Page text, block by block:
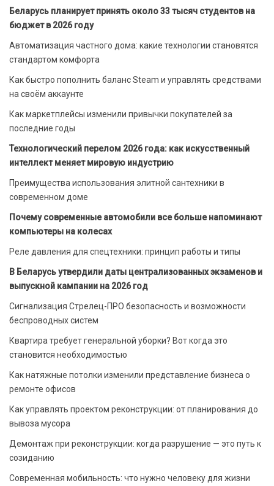
Беларусь планирует принять около 33 тысяч студентов на
бюджет в 2026 году
Автоматизация частного дома: какие технологии становятся
стандартом комфорта
Как быстро пополнить баланс Steam и управлять средствами
на своём аккаунте
Как маркетплейсы изменили привычки покупателей за
последние годы
Технологический перелом 2026 года: как искусственный
интеллект меняет мировую индустрию
Преимущества использования элитной сантехники в
современном доме
Почему современные автомобили все больше напоминают
компьютеры на колесах
Реле давления для спецтехники: принцип работы и типы
В Беларусь утвердили даты централизованных экзаменов и
выпускной кампании на 2026 год
Сигнализация Стрелец-ПРО безопасность и возможности
беспроводных систем
Квартира требует генеральной уборки? Вот когда это
становится необходимостью
Как натяжные потолки изменили представление бизнеса о
ремонте офисов
Как управлять проектом реконструкции: от планирования до
вывоза мусора
Демонтаж при реконструкции: когда разрушение — это путь к
созиданию
Современная мобильность: что нужно человеку для жизни